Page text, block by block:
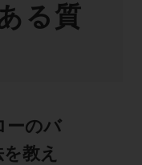
る質
ーのバ
教え